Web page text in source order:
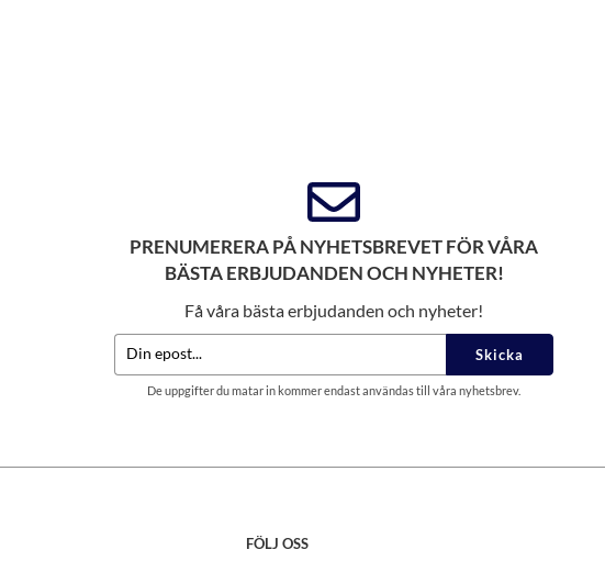
PRENUMERERA PÅ NYHETSBREVET FÖR VÅRA
BÄSTA ERBJUDANDEN OCH NYHETER!
Få våra bästa erbjudanden och nyheter!
Skicka
De uppgifter du matar in kommer endast användas till våra nyhetsbrev.
FÖLJ OSS